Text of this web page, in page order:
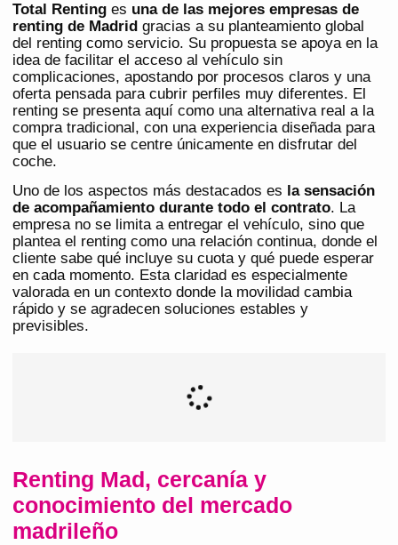
Total Renting es una de las mejores empresas de
renting de Madrid gracias a su planteamiento global
del renting como servicio. Su propuesta se apoya en la
idea de facilitar el acceso al vehículo sin
complicaciones, apostando por procesos claros y una
oferta pensada para cubrir perfiles muy diferentes. El
renting se presenta aquí como una alternativa real a la
compra tradicional, con una experiencia diseñada para
que el usuario se centre únicamente en disfrutar del
coche.
Uno de los aspectos más destacados es la sensación
de acompañamiento durante todo el contrato. La
empresa no se limita a entregar el vehículo, sino que
plantea el renting como una relación continua, donde el
cliente sabe qué incluye su cuota y qué puede esperar
en cada momento. Esta claridad es especialmente
valorada en un contexto donde la movilidad cambia
rápido y se agradecen soluciones estables y
previsibles.
Renting Mad, cercanía y
conocimiento del mercado
madrileño